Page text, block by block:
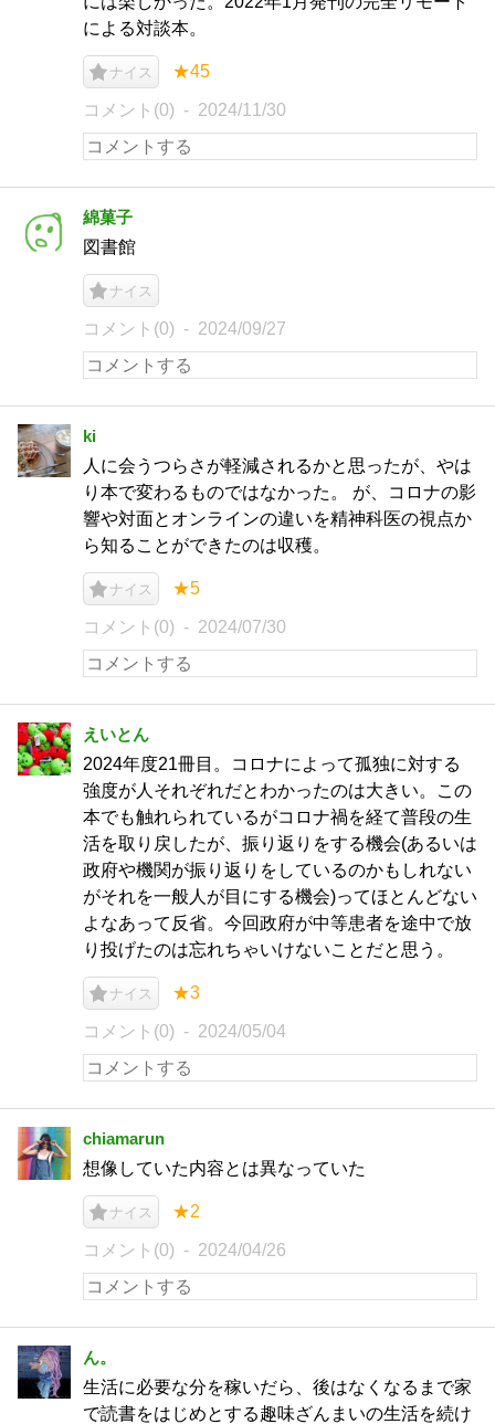
による対談本。
ナイス ★45
コメント(0) 2024/11/30
綿菓子
図書館
ナイス
コメント(0) 2024/09/27
ki
人に会うつらさが軽減されるかと思ったが、やは
り本で変わるものではなかった。 が、コロナの影
響や対面とオンラインの違いを精神科医の視点か
ら知ることができたのは収穫。
ナイス ★5
コメント(0) 2024/07/30
えいとん
2024年度21冊目。コロナによって孤独に対する
強度が人それぞれだとわかったのは大きい。この
本でも触れられているがコロナ禍を経て普段の生
活を取り戻したが、振り返りをする機会(あるいは
政府や機関が振り返りをしているのかもしれない
がそれを一般人が目にする機会)ってほとんどない
よなあって反省。今回政府が中等患者を途中で放
り投げたのは忘れちゃいけないことだと思う。
ナイス ★3
コメント(0) 2024/05/04
chiamarun
想像していた内容とは異なっていた
ナイス ★2
コメント(0) 2024/04/26
ん。
生活に必要な分を稼いだら、後はなくなるまで家
で読書をはじめとする趣味ざんまいの生活を続け